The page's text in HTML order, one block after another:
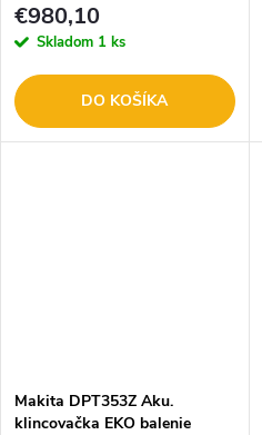
€980,10
Skladom 1 ks
DO KOŠÍKA
Makita DPT353Z Aku.
klincovačka EKO balenie